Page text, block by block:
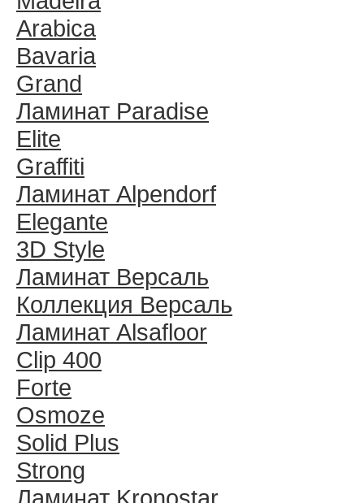
Arabica
Bavaria
Grand
Ламинат Paradise
Elite
Graffiti
Ламинат Alpendorf
Elegante
3D Style
Ламинат Версаль
Коллекция Версаль
Ламинат Alsafloor
Clip 400
Forte
Osmoze
Solid Plus
Strong